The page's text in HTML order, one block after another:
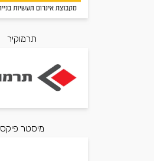
תרמוקיר
מיסטר פיקס